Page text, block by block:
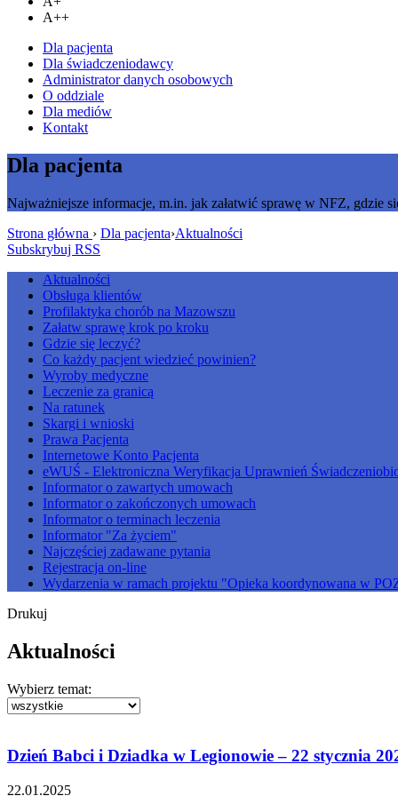
A++
Dla pacjenta
Dla świadczeniodawcy
Administrator danych osobowych
O oddziale
Dla mediów
Kontakt
Dla pacjenta
Najważniejsze informacje, m.in. jak załatwić sprawę w NFZ, gdzie
Strona główna › Dla pacjenta›Aktualności
Subskrybuj RSS
Aktualności
Obsługa klientów
Profilaktyka chorób na Mazowszu
Załatw sprawę krok po kroku
Gdzie się leczyć?
Co każdy pacjent wiedzieć powinien?
Wyroby medyczne
Leczenie za granicą
Na ratunek
Skargi i wnioski
Prawa Pacjenta
Internetowe Konto Pacjenta
eWUŚ - Elektroniczna Weryfikacja Uprawnień
Informator o zawartych umowach
Informator o zakończonych umowach
Informator o terminach leczenia
Informator "Za życiem"
Najczęściej zadawane pytania
Rejestracja on-line
Wydarzenia w ramach projektu "Opieka koordynowana w
Drukuj
Aktualności
Wybierz temat:
Dzień Babci i Dziadka w Legionowie – 22 stycznia
22.01.2025